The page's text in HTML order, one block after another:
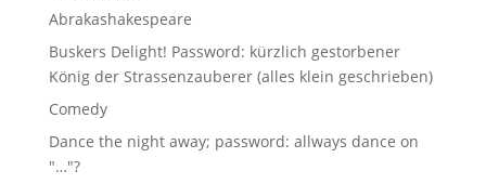
Abrakashakespeare
Buskers Delight! Password: kürzlich gestorbener
König der Strassenzauberer (alles klein geschrieben)
Comedy
Dance the night away; password: allways dance on
"…"?